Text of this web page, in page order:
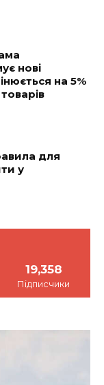
нові
на 5%
для
у
19,358
Підписчики